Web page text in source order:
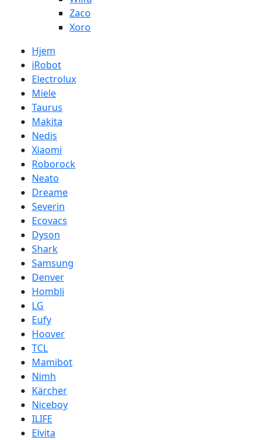
Zaco
Xoro
Hjem
iRobot
Electrolux
Miele
Taurus
Makita
Nedis
Xiaomi
Roborock
Neato
Dreame
Severin
Ecovacs
Dyson
Shark
Samsung
Denver
Hombli
LG
Eufy
Hoover
TCL
Mamibot
Nimh
Kärcher
Niceboy
ILIFE
Elvita